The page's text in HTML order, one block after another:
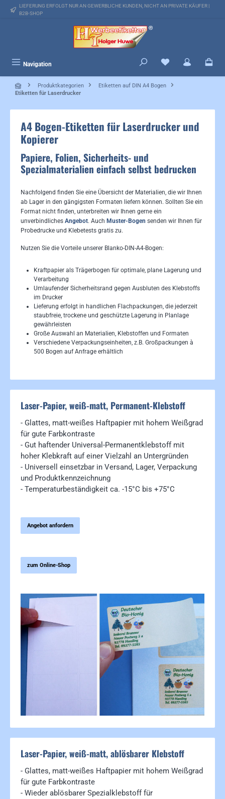
springen
LIEFERUNG ERFOLGT NUR AN GEWERBLICHE KUNDEN, NICHT AN PRIVATE KÄUFER |
B2B-SHOP
Navigation Du hast 0 Produkte
Produktkategorien
Etiketten auf DIN A4 Bogen
Etiketten für Laserdrucker
A4 Bogen-Etiketten für Laserdrucker und
Kopierer
Papiere, Folien, Sicherheits- und
Spezialmaterialien einfach selbst bedrucken
Nachfolgend finden Sie eine Übersicht der Materialien, die wir Ihnen
ab Lager in den gängigsten Formaten liefern können. Sollten Sie ein
Format nicht finden, unterbreiten wir Ihnen gerne ein
unverbindliches Angebot. Auch Muster-Bogen senden wir Ihnen für
Probedrucke und Klebetests gratis zu.
Nutzen Sie die Vorteile unserer Blanko-DIN-A4-Bogen:
Kraftpapier als Trägerbogen für optimale, plane Lagerung und
Verarbeitung
Umlaufender Sicherheitsrand gegen Ausbluten des Klebstoffs
im Drucker
Lieferung erfolgt in handlichen Flachpackungen, die jederzeit
staubfreie, trockene und geschützte Lagerung in Planlage
gewährleisten
Große Auswahl an Materialien, Klebstoffen und Formaten
Verschiedene Verpackungseinheiten, z.B. Großpackungen à
500 Bogen auf Anfrage erhältlich
Laser-Papier, weiß-matt, Permanent-Klebstoff
- Glattes, matt-weißes Haftpapier mit hohem Weißgrad
für gute Farbkontraste
- Gut haftender Universal-Permanentklebstoff mit
hoher Klebkraft auf einer Vielzahl an Untergründen
- Universell einsetzbar in Versand, Lager, Verpackung
und Produktkennzeichnung
- Temperaturbeständigkeit ca. -15°C bis +75°C
Angebot anfordern
zum Online-Shop
Bildergalerie überspringen
Laser-Papier, weiß-matt, ablösbarer Klebstoff
- Glattes, matt-weißes Haftpapier mit hohem Weißgrad
für gute Farbkontraste
- Wieder ablösbarer Spezialklebstoff für